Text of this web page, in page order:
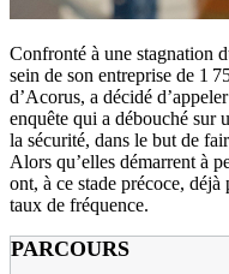
Confronté à une stagnation
sein de son entreprise de 1
d’Acorus, a décidé
enquête qui a débouché sur
la sécurité, dans le but de
Alors qu’elles démarrent à
ont, à ce stade précoce,
taux de fréquence.
PARCOURS